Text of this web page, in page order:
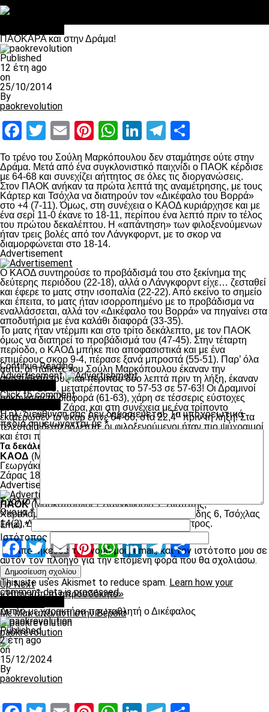
ΠΑΟΚΑΡΑ και στην Δράμα!
Published
12 έτη ago
on
25/10/2014
By
paokrevolution
Facebook
Twitter
EmailPinterest
WhatsApp
LinkedIn
Telegram
Το τρένο του Σούλη Μαρκόπουλου δεν σταμάτησε ούτε στην
Δράμα. Μετά από ένα συγκλονιστικό παιχνίδι ο ΠΑΟΚ κέρδισε
με 64-68 και συνεχίζει αήττητος σε όλες τις διοργανώσεις.
Στον ΠΑΟΚ ανήκαν τα πρώτα λεπτά της αναμέτρησης, με τους
Κάρτερ και Τσόχλα να διατηρούν τον «Δικέφαλο του Βορρά»
στο +4 (7-11). Όμως, στη συνέχεια ο ΚΑΟΔ κυριάρχησε και με
ένα σερί 11-0 έκανε το 18-11, περίπου ένα λεπτό πριν το τέλος
του πρώτου δεκαλέπτου. Η «απάντηση» των φιλοξενούμενων
ήταν τρεις βολές από τον Λάνγκφορντ, με το σκορ να
διαμορφώνεται στο 18-14.
Advertisement
Ο ΚΑΟΔ συντηρούσε το προβάδισμά του στο ξεκίνημα της
δεύτερης περιόδου (22-18), αλλά ο Λάνγκφορντ είχε… ζεσταθεί
και έφερε το ματς στην ισοπαλία (22-22). Από εκείνο το σημείο
και έπειτα, το ματς ήταν ισορροπημένο με το προβάδισμα να
εναλλάσσεται, αλλά τον «Δικέφαλο του Βορρά» να πηγαίνει στα
αποδυτήρια με ένα καλάθι διαφορά (33-35).
Το ματς ήταν ντέρμπι και στο τρίτο δεκάλεπτο, με τον ΠΑΟΚ
όμως να διατηρεί το προβάδισμά του (47-45). Στην τέταρτη
περίοδο, ο ΚΑΟΔ μπήκε πιο αποφασιστικά και με ένα
επιμέρους σκορ 9-4, πέρασε ξανά μπροστά (55-51). Παρ’ όλα
αυτά, οι παίκτες του Σούλη Μαρκόπουλου έκαναν την
αντεπίθεσή τους και περίπου δύο λεπτά πριν τη λήξη, έκαναν
ένα σερί 10-0, μετατρέποντας το 57-53 σε 57-63! Οι Δραμινοί
ροκάνισαν τη διαφορά (61-63), χάρη σε τέσσερις εύστοχες
βολές από τον Ζάρα, και στη συνέχεια με ένα τρίποντο
εκατέρωθεν το σκορ έγινε 64-66, στα 22,4’’ πριν τη λήξη! Στα
τελευταία δευτερόλεπτα, οι φιλοξενούμενοι ήταν πιο ψύχραιμοί
και έτσι πήραν το ροζ φύλλο με το τελικό 68-64.
Τα δεκάλεπτα:
ΚΑΟΔ (Μέξας): Σλαφτσάκης 4, Βασόγιεβιτς 3, Τζόνσον 2,
Γεωργάκης 4, Άτκινς 8, Όντομ 8, Σπυριδωνίδης, Μίσελ 6,
Ζάρας 18 (2), Λό 7 (1), Χρυσικόπουλος 4,
Advertisement
ΠΑΟΚ(Μαρκόπουλος): Λάνγκφορντ 7, Λιάππης,
Χαραλαμπίδης 16 (2), Κάρτερ 18 (1), Κακαρούδης 6, Τσόχλας
14(2), Δέδας 1, Μαργαρίτης 2, Βον 4, Σαλούστρος.
Facebook
Twitter
EmailPinterest
WhatsApp
LinkedIn
Telegram
Related Topics:
Up Next
«Ήταν κάτι το απροσδόκητο»
Με Μακ απέναντι στην Βέροια
paokrevolution
Continue Reading
Advertisement
Click to comment
Η ηλ. διεύθυνση σας δεν δημοσιεύεται. Τα υποχρεωτικά
πεδία σημειώνονται με*
Σχόλιο*
Όνομα*
Email*
Ιστότοπος
Αποθήκευσε το όνομά μου, email, και τον ιστότοπο μου σε
αυτόν τον πλοηγό για την επόμενη φορά που θα σχολιάσω.
This site uses Akismet to reduce spam. Learn how your
comment data is processed.
Διπλό με χαρακτήρα πρωταθλητή ο Δικέφαλος
Published
2 έτη ago
on
15/12/2024
By
paokrevolution